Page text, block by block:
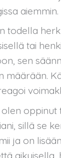
aiemmin.
todella
tai
sen
määrään.
oppinut
sillä se
ja on
aikuisella,